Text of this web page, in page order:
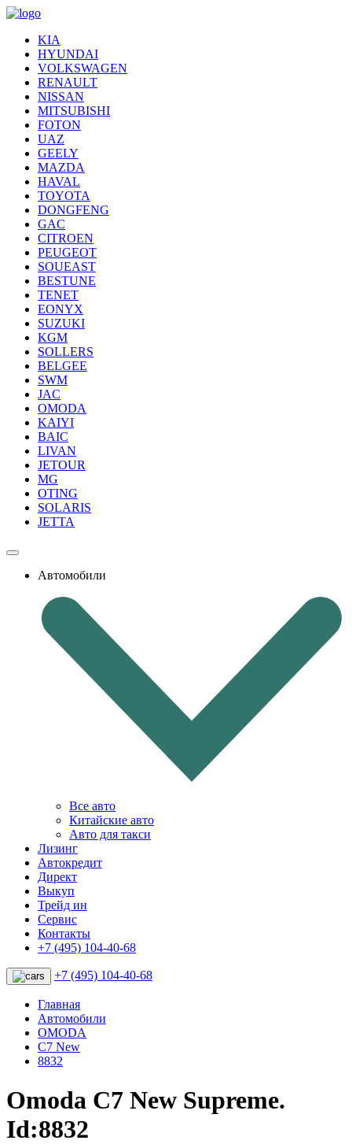
KIA
HYUNDAI
VOLKSWAGEN
RENAULT
NISSAN
MITSUBISHI
FOTON
UAZ
GEELY
MAZDA
HAVAL
TOYOTA
DONGFENG
GAC
CITROEN
PEUGEOT
SOUEAST
BESTUNE
TENET
EONYX
SUZUKI
KGM
SOLLERS
BELGEE
SWM
JAC
OMODA
KAIYI
BAIC
LIVAN
JETOUR
MG
OTING
SOLARIS
JETTA
Автомобили
Все авто
Китайские авто
Авто для такси
Лизинг
Автокредит
Директ
Выкуп
Трейд ин
Сервис
Контакты
+7 (495) 104-40-68
+7 (495) 104-40-68
Главная
Автомобили
OMODA
C7 New
8832
Omoda C7 New Supreme.
Id:8832